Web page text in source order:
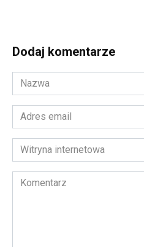
Dodaj komentarze
Nazwa
*
Adres
email
*Witryna
internetowa
Komentarz